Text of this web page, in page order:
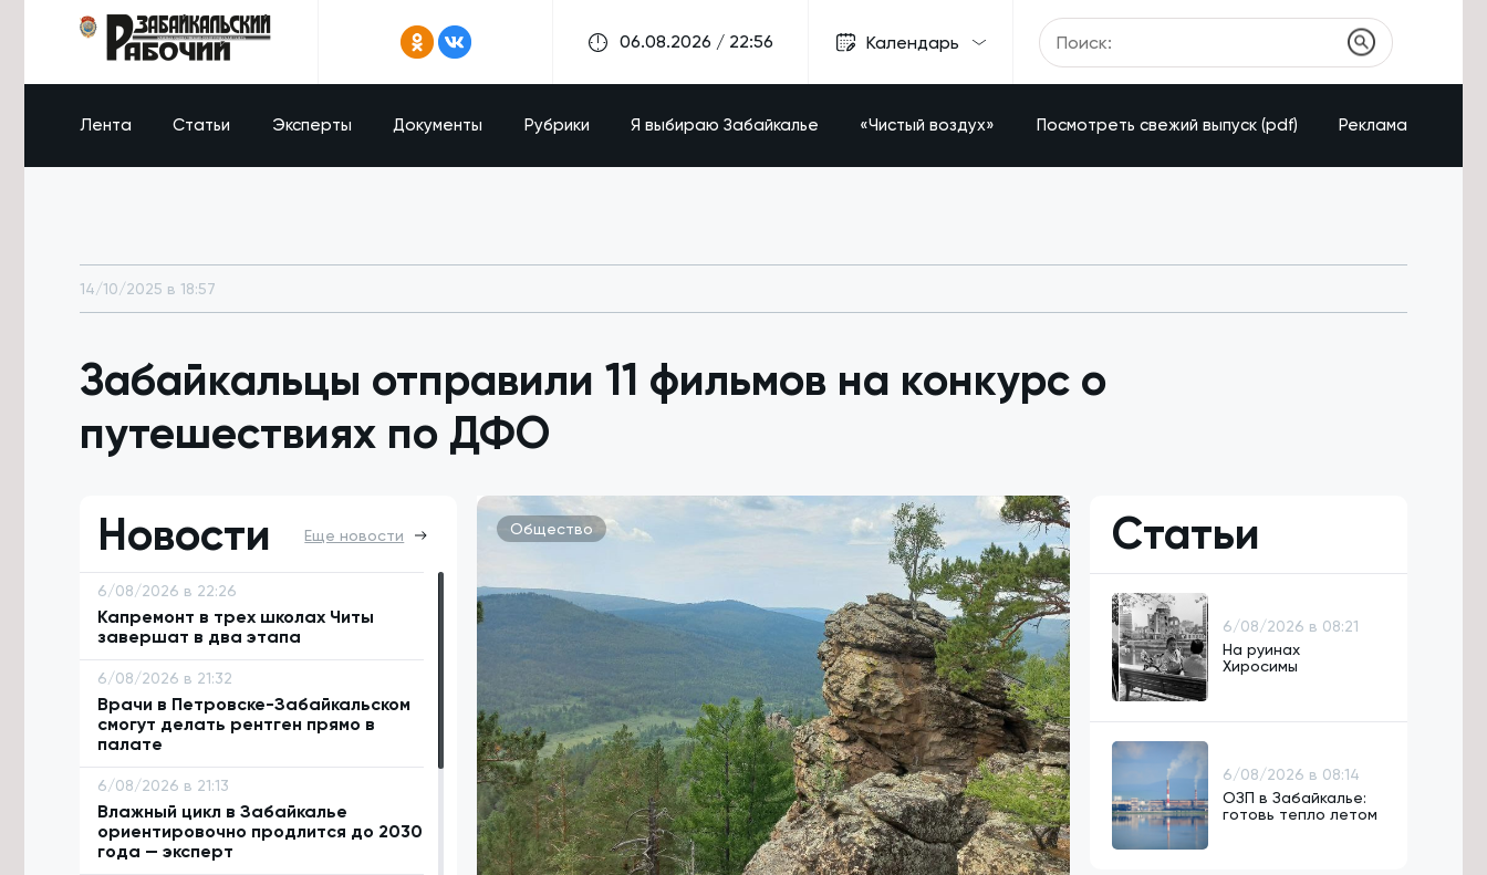
06.08.2026 / 22:56 Календарь
Лента Статьи Эксперты Документы Рубрики Я выбираю Забайкалье «Чистый воздух» Посмотреть свежий выпуск (pdf) Реклама
14/10/2025 в 18:57
Забайкальцы отправили 11 фильмов на конкурс о
путешествиях по ДФО
Новости
Еще новости
6/08/2026 в 22:26
Капремонт в трех школах Читы
завершат в два этапа
6/08/2026 в 21:32
Врачи в Петровске-Забайкальском
смогут делать рентген прямо в
палате
6/08/2026 в 21:13
Влажный цикл в Забайкалье
ориентировочно продлится до 2030
года — эксперт
Общество Статьи
6/08/2026 в 08:21
На руинах
Хиросимы
6/08/2026 в 08:14
ОЗП в Забайкалье:
готовь тепло летом